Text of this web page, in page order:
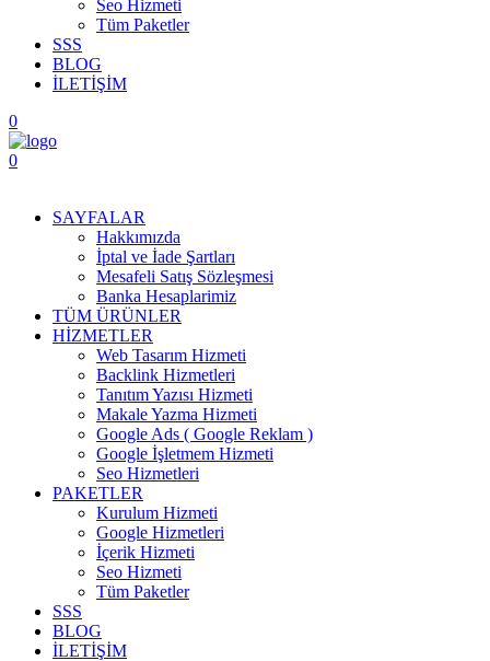
Seo Hizmeti
Tüm Paketler
SSS
BLOG
İLETİŞİM
0
0
SAYFALAR
Hakkımızda
İptal ve İade Şartları
Mesafeli Satış Sözleşmesi
Banka Hesaplarimiz
TÜM ÜRÜNLER
HİZMETLER
Web Tasarım Hizmeti
Backlink Hizmetleri
Tanıtım Yazısı Hizmeti
Makale Yazma Hizmeti
Google Ads ( Google Reklam )
Google İşletmem Hizmeti
Seo Hizmetleri
PAKETLER
Kurulum Hizmeti
Google Hizmetleri
İçerik Hizmeti
Seo Hizmeti
Tüm Paketler
SSS
BLOG
İLETİŞİM